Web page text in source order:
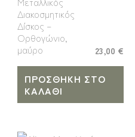
Διακοσμητικός
Δίσκος –
Ορθογώνιο,
μαύρο
23,00 €
ΠΡΟΣΘΉΚΗ ΣΤΟ
ΚΑΛΆΘΙ